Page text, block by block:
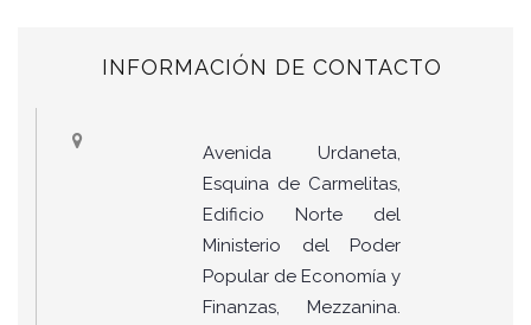
INFORMACIÓN DE CONTACTO
Avenida Urdaneta,
Esquina de Carmelitas,
Edificio Norte del
Ministerio del Poder
Popular de Economía y
Finanzas, Mezzanina.